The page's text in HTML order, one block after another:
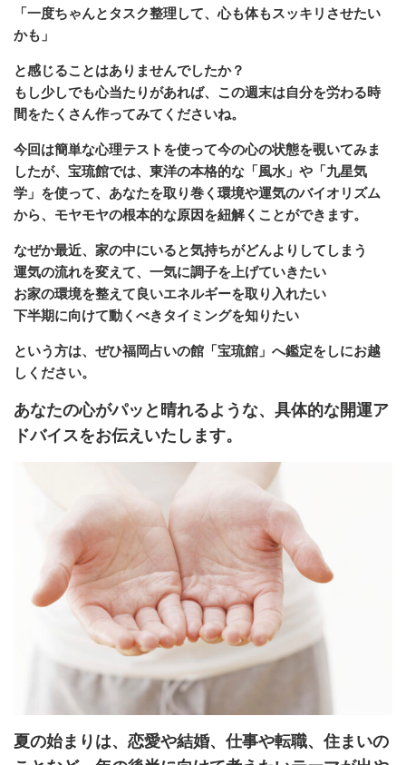
「一度ちゃんとタスク整理して、心も体もスッキリさせたい
かも」
と感じることはありませんでしたか？
もし少しでも心当たりがあれば、この週末は自分を労わる時
間をたくさん作ってみてくださいね。
今回は簡単な心理テストを使って今の心の状態を覗いてみま
したが、宝琉館では、東洋の本格的な「風水」や「九星気
学」を使って、あなたを取り巻く環境や運気のバイオリズム
から、モヤモヤの根本的な原因を紐解くことができます。
なぜか最近、家の中にいると気持ちがどんよりしてしまう
運気の流れを変えて、一気に調子を上げていきたい
お家の環境を整えて良いエネルギーを取り入れたい
下半期に向けて動くべきタイミングを知りたい
という方は、ぜひ福岡占いの館「宝琉館」へ鑑定をしにお越
しください。
あなたの心がパッと晴れるような、具体的な開運ア
ドバイスをお伝えいたします。
夏の始まりは、恋愛や結婚、仕事や転職、住まいの